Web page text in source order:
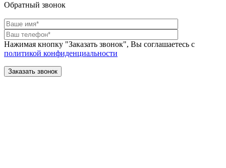
Обратный звонок
Нажимая кнопку "Заказать звонок", Вы соглашаетесь с
политикой конфиденциальности